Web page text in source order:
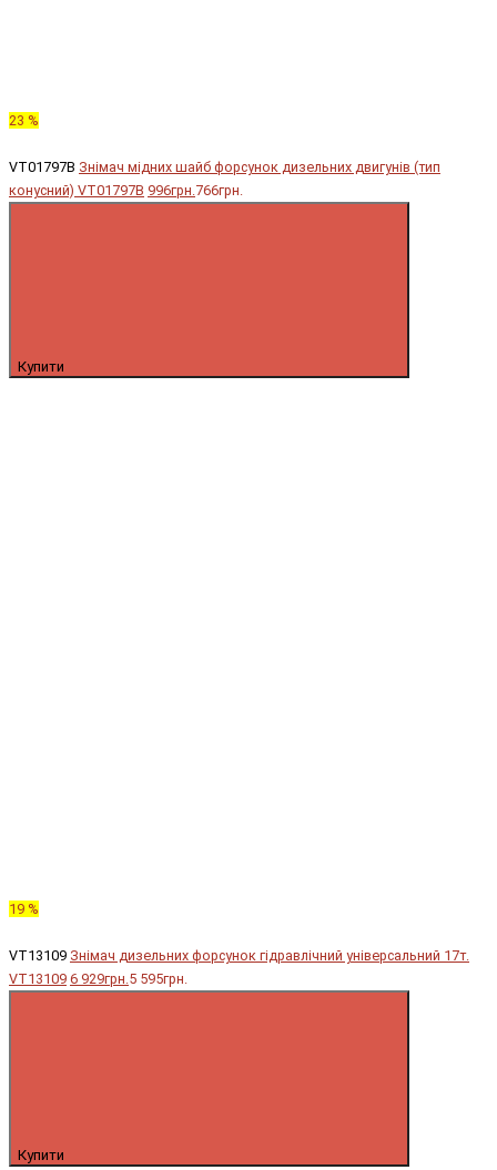
23 %
VT01797B Знімач мідних шайб форсунок дизельних двигунів (тип
конусний) VT01797B 996грн.766грн.
Купити
19 %
VT13109 Знімач дизельних форсунок гідравлічний універсальний 17т.
VT13109 6 929грн.5 595грн.
Купити